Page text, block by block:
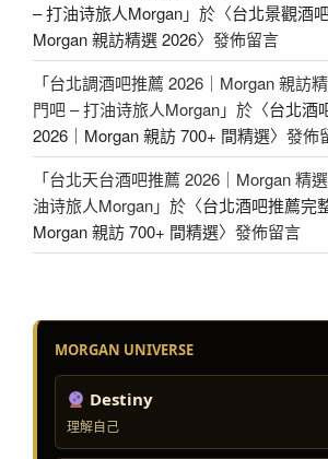
– 打油诗旅人Morgan」於〈台北景觀酒
Morgan 親訪精選 2026〉發佈留言
「台北調酒吧推薦 2026｜Morgan 親訪
門吧 – 打油诗旅人Morgan」於〈台北酒
2026｜Morgan 親訪 700+ 間精選〉發佈
「台北天台酒吧推薦 2026｜Morgan 精
油诗旅人Morgan」於〈台北酒吧推薦完
Morgan 親訪 700+ 間精選〉發佈留言
MORGAN UNIVERSE
Destiny
理解自己